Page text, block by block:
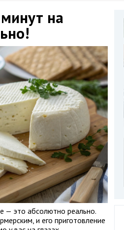
на
— это абсолютно реально.
и его приготовление